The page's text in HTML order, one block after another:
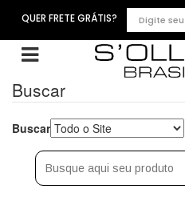
QUER FRETE GRÁTIS?
Buscar
Buscar